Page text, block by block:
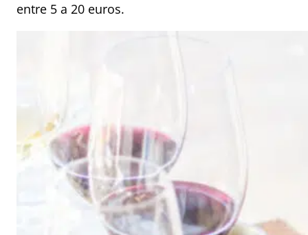
entre 5 a 20 euros.